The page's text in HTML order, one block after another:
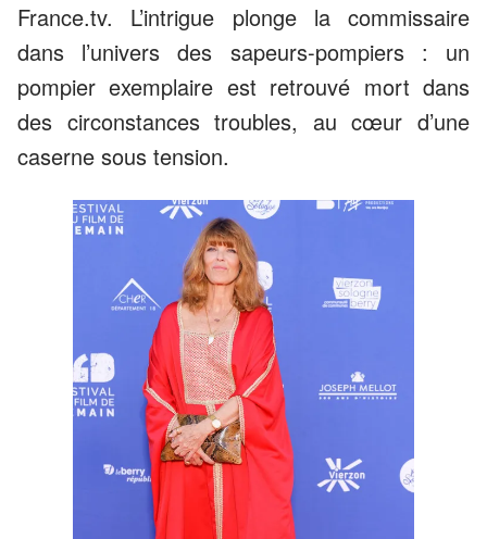
France.tv. L’intrigue plonge la commissaire
dans l’univers des sapeurs-pompiers : un
pompier exemplaire est retrouvé mort dans
des circonstances troubles, au cœur d’une
caserne sous tension.